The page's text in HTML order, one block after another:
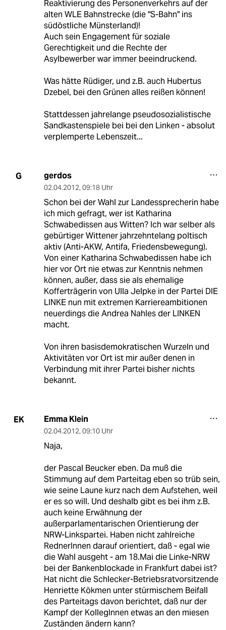
Reaktivierung des Personenverkehrs auf der
alten WLE Bahnstrecke (die "S-Bahn" ins
südöstliche Münsterland)!
Auch sein Engagement für soziale
Gerechtigkeit und die Rechte der
Asylbewerber war immer beeindruckend.
Was hätte Rüdiger, und z.B. auch Hubertus
Dzebel, bei den Grünen alles reißen können!
Stattdessen jahrelange pseudosozialistische
Sandkastenspiele bei bei den Linken - absolut
verplemperte Lebenszeit...
G gerdos
02.04.2012, 09:18 Uhr
Schon bei der Wahl zur Landessprecherin habe
ich mich gefragt, wer ist Katharina
Schwabedissen aus Witten? Ich war selber als
gebürtiger Wittener jahrzehntelang poltisch
aktiv (Anti-AKW, Antifa, Friedensbewegung).
Von einer Katharina Schwabedissen habe ich
hier vor Ort nie etwas zur Kenntnis nehmen
können, außer, dass sie als ehemalige
Kofferträgerin von Ulla Jelpke in der Partei DIE
LINKE nun mit extremen Karriereambitionen
neuerdings die Andrea Nahles der LINKEN
macht.
Von ihren basisdemokratischen Wurzeln und
Aktivitäten vor Ort ist mir außer denen in
Verbindung mit ihrer Partei bisher nichts
bekannt.
EK Emma Klein
02.04.2012, 09:10 Uhr
Naja,
der Pascal Beucker eben. Da muß die
Stimmung auf dem Parteitag eben so trüb sein,
wie seine Laune kurz nach dem Aufstehen, weil
er es so will. Und deshalb gibt es bei ihm z.B.
auch keine Erwähnung der
außerparlamentarischen Orientierung der
NRW-Linkspartei. Haben nicht zahlreiche
RednerInnen darauf orientiert, daß - egal wie
die Wahl ausgeht - am 18.Mai die Linke-NRW
bei der Bankenblockade in Frankfurt dabei ist?
Hat nicht die Schlecker-Betriebsratvorsitzende
Henriette Kökmen unter stürmischem Beifall
des Parteitags davon berichtet, daß nur der
Kampf der KollegInnen etwas an den miesen
Zuständen ändern kann?